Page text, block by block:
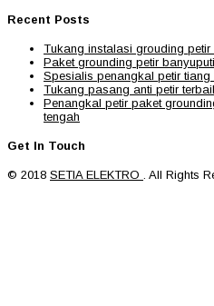
Recent Posts
Tukang instalasi grouding
Paket grounding petir
Spesialis penangkal petir
Tukang pasang anti petir
Penangkal petir paket
tengah
Get In Touch
© 2018 SETIA ELEKTRO . All Rights